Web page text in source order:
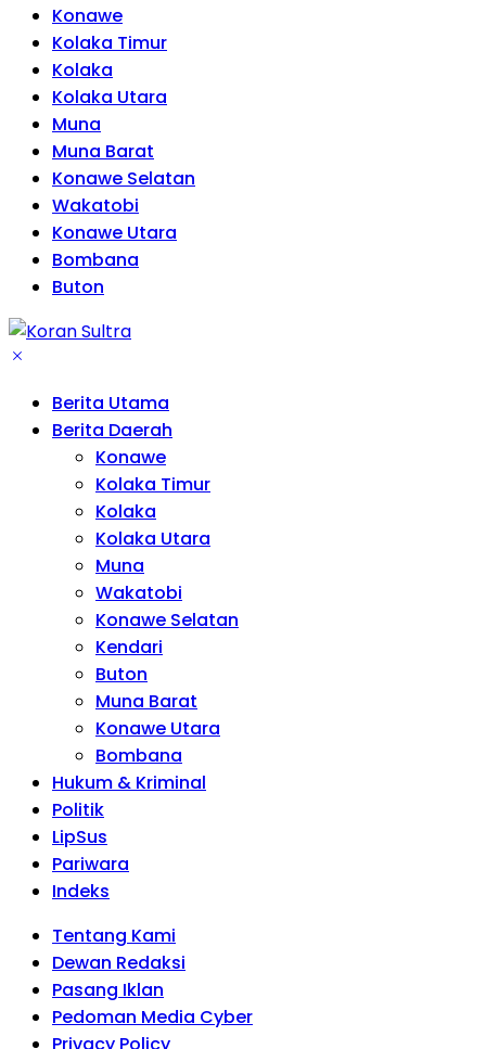
Konawe
Kolaka Timur
Kolaka
Kolaka Utara
Muna
Muna Barat
Konawe Selatan
Wakatobi
Konawe Utara
Bombana
Buton
Berita Utama
Berita Daerah
Konawe
Kolaka Timur
Kolaka
Kolaka Utara
Muna
Wakatobi
Konawe Selatan
Kendari
Buton
Muna Barat
Konawe Utara
Bombana
Hukum & Kriminal
Politik
LipSus
Pariwara
Indeks
Tentang Kami
Dewan Redaksi
Pasang Iklan
Pedoman Media Cyber